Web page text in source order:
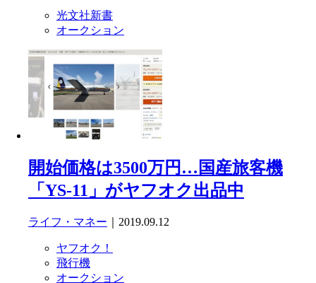
光文社新書
オークション
開始価格は3500万円…国産旅客機
「YS-11」がヤフオク出品中
ライフ・マネー ｜2019.09.12
ヤフオク！
飛行機
オークション